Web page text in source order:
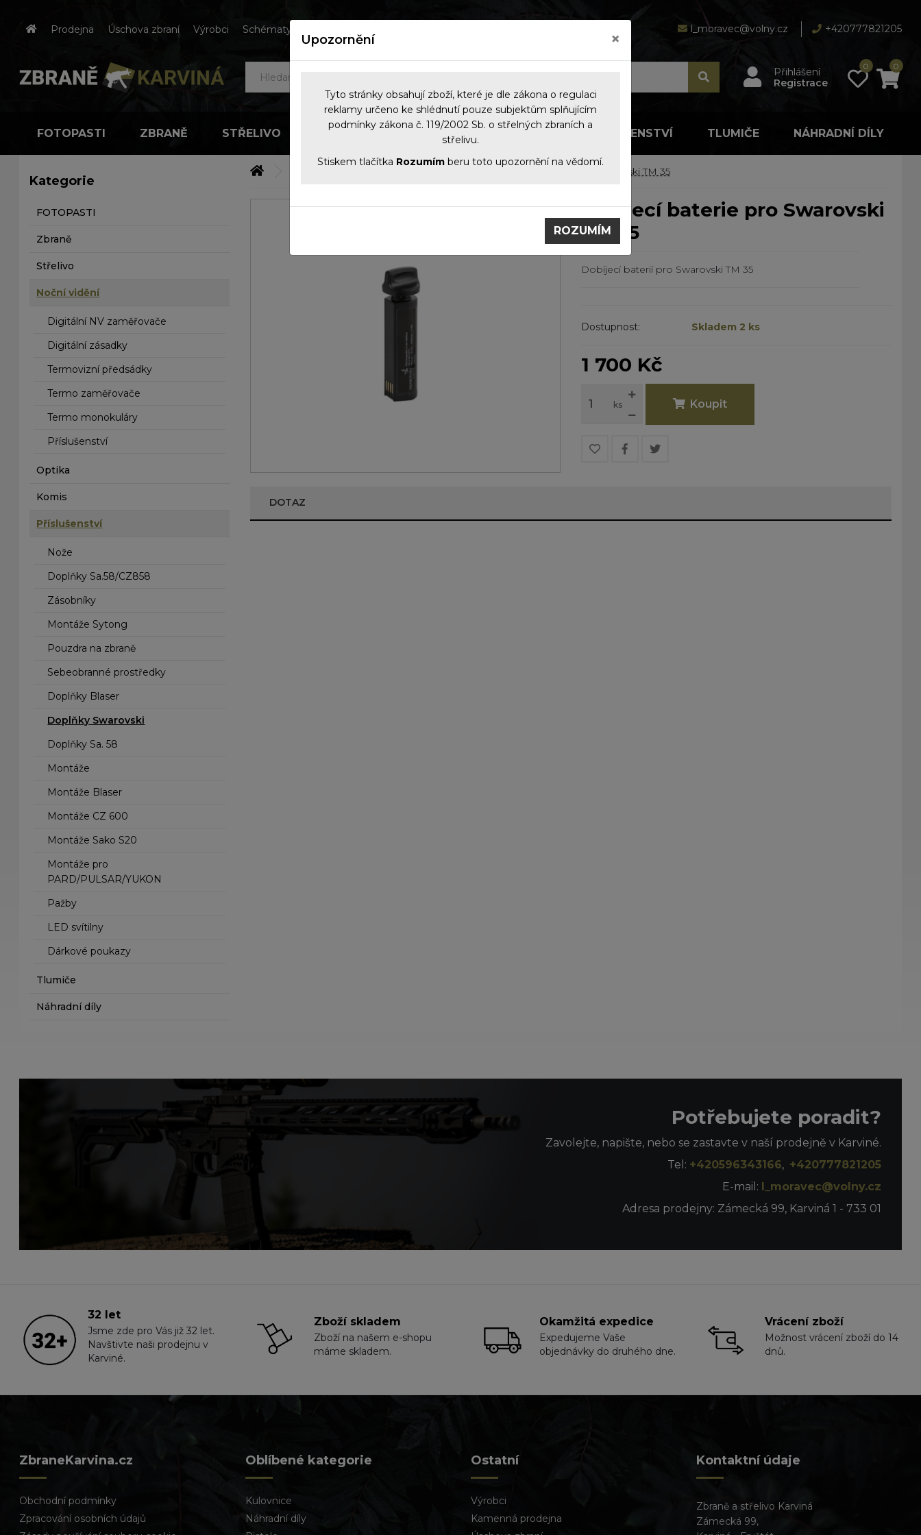
Prodejna Úschova zbraní Výrobci Schématy českých zbraní l_moravec@volny.cz +420777821205
Přihlášení
Registrace
0 0
FOTOPASTI ZBRANĚ STŘELIVO NOČNÍ VIDĚNÍ OPTIKA KOMIS PŘÍSLUŠENSTVÍ TLUMIČE NÁHRADNÍ DÍLY
Kategorie
FOTOPASTI
Zbraně
Střelivo
Noční vidění
Digitální NV zaměřovače
Digitální zásadky
Termovizní předsádky
Termo zaměřovače
Termo monokuláry
Příslušenství
Optika
Komis
Příslušenství
Nože
Doplňky Sa.58/CZ858
Zásobníky
Montáže Sytong
Pouzdra na zbraně
Sebeobranné prostředky
Doplňky Blaser
Doplňky Swarovski
Doplňky Sa. 58
Montáže
Montáže Blaser
Montáže CZ 600
Montáže Sako S20
Montáže pro
PARD/PULSAR/YUKON
Pažby
LED svítilny
Dárkové poukazy
Tlumiče
Náhradní díly
Nabíjecí baterie pro Swarovski TM 35
Nabíjecí baterie pro Swarovski
TM 35
Dobíjecí baterií pro Swarovski TM 35
Dostupnost: Skladem 2 ks
1 700 Kč
ks Koupit
DOTAZ
Potřebujete poradit?
Zavolejte, napište, nebo se zastavte v naší prodejně v Karviné.
Tel: +420596343166, +420777821205
E-mail: l_moravec@volny.cz
Adresa prodejny: Zámecká 99, Karviná 1 - 733 01
32 let
Jsme zde pro Vás již 32 let.
Navštivte naši prodejnu v
Karviné.
Zboží skladem
Zboží na našem e-shopu
máme skladem.
Okamžitá expedice
Expedujeme Vaše
objednávky do druhého dne.
Vrácení zboží
Možnost vrácení zboží do 14
dnů.
ZbraneKarvina.cz
Obchodní podmínky
Zpracování osobních údajů
Oblíbené kategorie
Kulovnice
Náhradní díly
Ostatní
Výrobci
Kamenná prodejna
Kontaktní údaje
Zbraně a střelivo Karviná
Zámecká 99,
Upozornění ×
Tyto stránky obsahují zboží, které je dle zákona o regulaci
reklamy určeno ke shlédnutí pouze subjektům splňujícím
podmínky zákona č. 119/2002 Sb. o střelných zbraních a
střelivu.
Stiskem tlačítka Rozumím beru toto upozornění na vědomí.
ROZUMÍM